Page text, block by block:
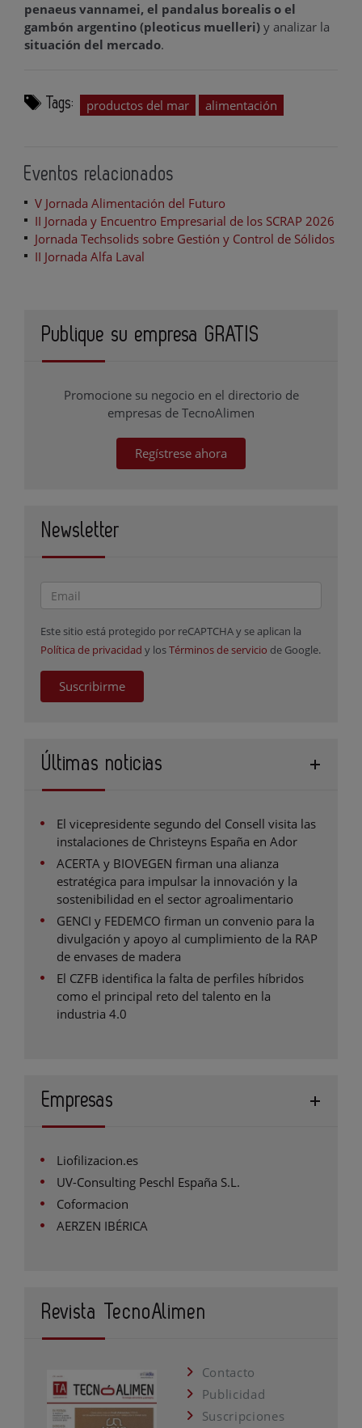
penaeus vannamei, el pandalus borealis o el
gambón argentino (pleoticus muelleri) y analizar la
situación del mercado.
Tags: productos del mar alimentación
Eventos relacionados
V Jornada Alimentación del Futuro
II Jornada y Encuentro Empresarial de los SCRAP 2026
Jornada Techsolids sobre Gestión y Control de Sólidos
II Jornada Alfa Laval
Publique su empresa GRATIS
Promocione su negocio en el directorio de
empresas de TecnoAlimen
Regístrese ahora
Newsletter
Este sitio está protegido por reCAPTCHA y se aplican la
Política de privacidad y losTérminos de servicio de Google.
Suscribirme
Últimas noticias
El vicepresidente segundo del Consell visita las
instalaciones de Christeyns España en Ador
ACERTA y BIOVEGEN firman una alianza
estratégica para impulsar la innovación y la
sostenibilidad en el sector agroalimentario
GENCI y FEDEMCO firman un convenio para la
divulgación y apoyo al cumplimiento de la RAP
de envases de madera
El CZFB identifica la falta de perfiles híbridos
como el principal reto del talento en la
industria 4.0
Empresas
Liofilizacion.es
UV-Consulting Peschl España S.L.
Coformacion
AERZEN IBÉRICA
Revista TecnoAlimen
Contacto
Publicidad
Suscripciones